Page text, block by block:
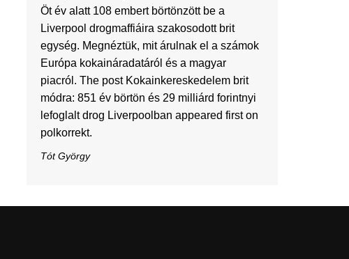
Öt év alatt 108 embert börtönzött be a
Liverpool drogmaffiáira szakosodott brit
egység. Megnéztük, mit árulnak el a számok
Európa kokaináradatáról és a magyar
piacról. The post Kokainkereskedelem brit
módra: 851 év börtön és 29 milliárd forintnyi
lefoglalt drog Liverpoolban appeared first on
polkorrekt.
Tót György